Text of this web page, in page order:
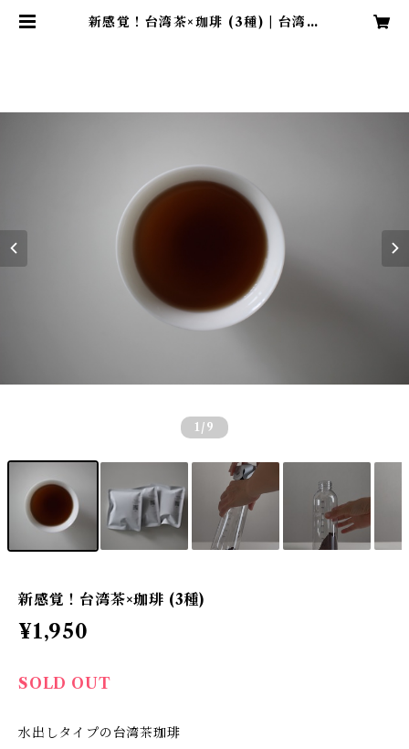
新感覚！台湾茶×珈琲 (3種) | 台湾茶
1 /9
新感覚！台湾茶×珈琲 (3種)
¥1,950
SOLD OUT
水出しタイプの台湾茶珈琲